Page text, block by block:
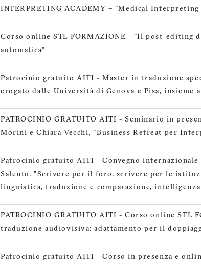
INTERPRETING ACADEMY – "Medical
Corso online STL FORMAZIONE - "Il post-editing
automatica"
Patrocinio gratuito AITI - Master in traduzione
erogato dalle Università di Genova e Pisa, insieme
PATROCINIO GRATUITO AITI - Seminario in
Morini e Chiara Vecchi, "Business Retreat per
Patrocinio gratuito AITI - Convegno internazionale
Salento. "Scrivere per il foro, scrivere per le
linguistica, traduzione e comparazione,
PATROCINIO GRATUITO AITI - Corso online STL
traduzione audiovisiva: adattamento per il
Patrocinio gratuito AITI - Corso in presenza e